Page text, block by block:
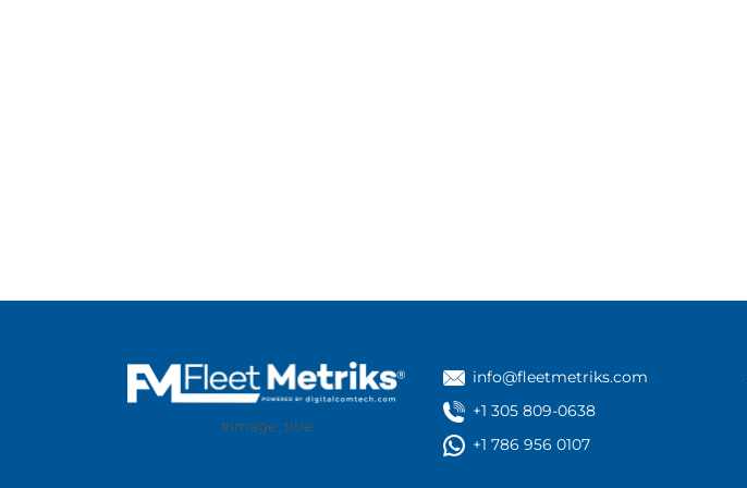
#image_title
info@fleetmetriks.com
+1 305 809-0638
+1 786 956 0107